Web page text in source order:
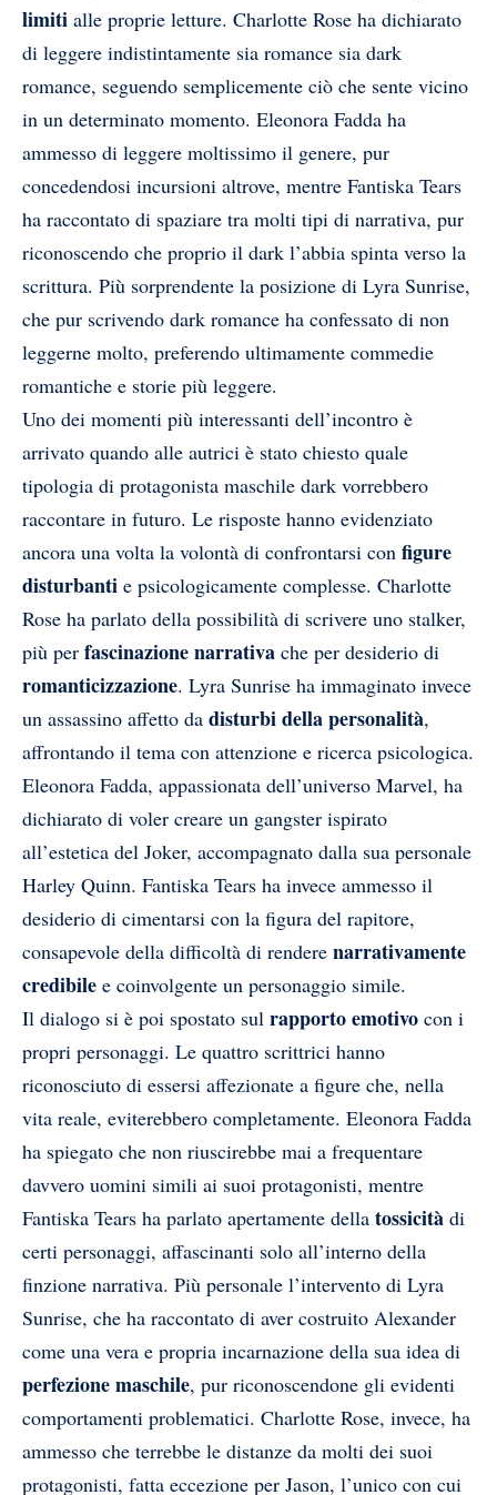
limiti alle proprie letture. Charlotte Rose ha dichiarato
di leggere indistintamente sia romance sia dark
romance, seguendo semplicemente ciò che sente vicino
in un determinato momento. Eleonora Fadda ha
ammesso di leggere moltissimo il genere, pur
concedendosi incursioni altrove, mentre Fantiska Tears
ha raccontato di spaziare tra molti tipi di narrativa, pur
riconoscendo che proprio il dark l’abbia spinta verso la
scrittura. Più sorprendente la posizione di Lyra Sunrise,
che pur scrivendo dark romance ha confessato di non
leggerne molto, preferendo ultimamente commedie
romantiche e storie più leggere.
Uno dei momenti più interessanti dell’incontro è
arrivato quando alle autrici è stato chiesto quale
tipologia di protagonista maschile dark vorrebbero
raccontare in futuro. Le risposte hanno evidenziato
ancora una volta la volontà di confrontarsi con figure
disturbanti e psicologicamente complesse. Charlotte
Rose ha parlato della possibilità di scrivere uno stalker,
più per fascinazione narrativa che per desiderio di
romanticizzazione. Lyra Sunrise ha immaginato invece
un assassino affetto da disturbi della personalità,
affrontando il tema con attenzione e ricerca psicologica.
Eleonora Fadda, appassionata dell’universo Marvel, ha
dichiarato di voler creare un gangster ispirato
all’estetica del Joker, accompagnato dalla sua personale
Harley Quinn. Fantiska Tears ha invece ammesso il
desiderio di cimentarsi con la figura del rapitore,
consapevole della difficoltà di rendere narrativamente
credibile e coinvolgente un personaggio simile.
Il dialogo si è poi spostato sul rapporto emotivo con i
propri personaggi. Le quattro scrittrici hanno
riconosciuto di essersi affezionate a figure che, nella
vita reale, eviterebbero completamente. Eleonora Fadda
ha spiegato che non riuscirebbe mai a frequentare
davvero uomini simili ai suoi protagonisti, mentre
Fantiska Tears ha parlato apertamente della tossicità di
certi personaggi, affascinanti solo all’interno della
finzione narrativa. Più personale l’intervento di Lyra
Sunrise, che ha raccontato di aver costruito Alexander
come una vera e propria incarnazione della sua idea di
perfezione maschile, pur riconoscendone gli evidenti
comportamenti problematici. Charlotte Rose, invece, ha
ammesso che terrebbe le distanze da molti dei suoi
protagonisti, fatta eccezione per Jason, l’unico con cui